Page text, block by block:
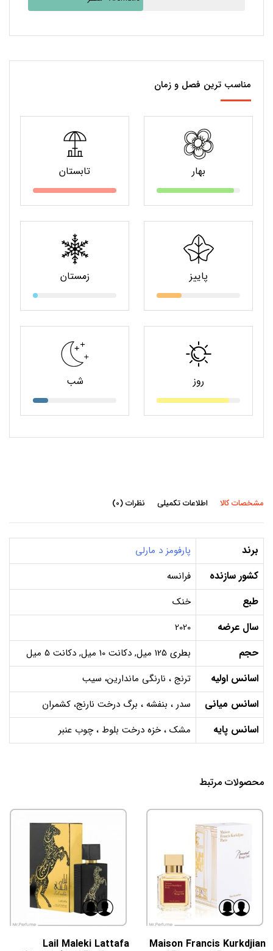
مناسب ترین فصل و زمان
بهار تابستان
پاییز زمستان
روز شب
مشخصات کالا اطلاعات تکمیلی نظرات (0)
برند پارفومز د مارلی
کشور سازنده فرانسه
طبع خنک
سال عرضه 2020
حجم بطری 125 میل, دکانت 10 میل, دکانت 5 میل
اسانس اولیه ترنج ، نارنگی ماندارین، سیب
اسانس میانی سدر ، بنفشه ، برگ درخت نارنج، کشمران
اسانس پایه مشک ، خزه درخت بلوط ، چوب عنبر
محصولات مرتبط
Maison Francis Kurkdjian
Lail Maleki Lattafa